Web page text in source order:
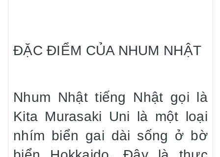
ĐẶC ĐIỂM CỦA NHUM NHẬT
Nhum Nhật tiếng Nhật gọi là
Kita Murasaki Uni là một loại
nhím biển gai dài sống ở bờ